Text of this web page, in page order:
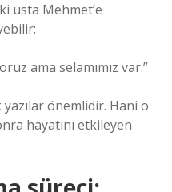
usta Mehmet’e
ama selamımız var.”
önemlidir. Hani o
hayatını etkileyen